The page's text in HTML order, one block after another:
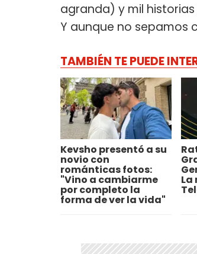
agranda) y mil
Y aunque no sepamos
TAMBIÉN TE PUEDE
Kevsho presentó a su
novio con
románticas fotos:
"Vino a cambiarme
por completo la
forma de ver la vida"
La